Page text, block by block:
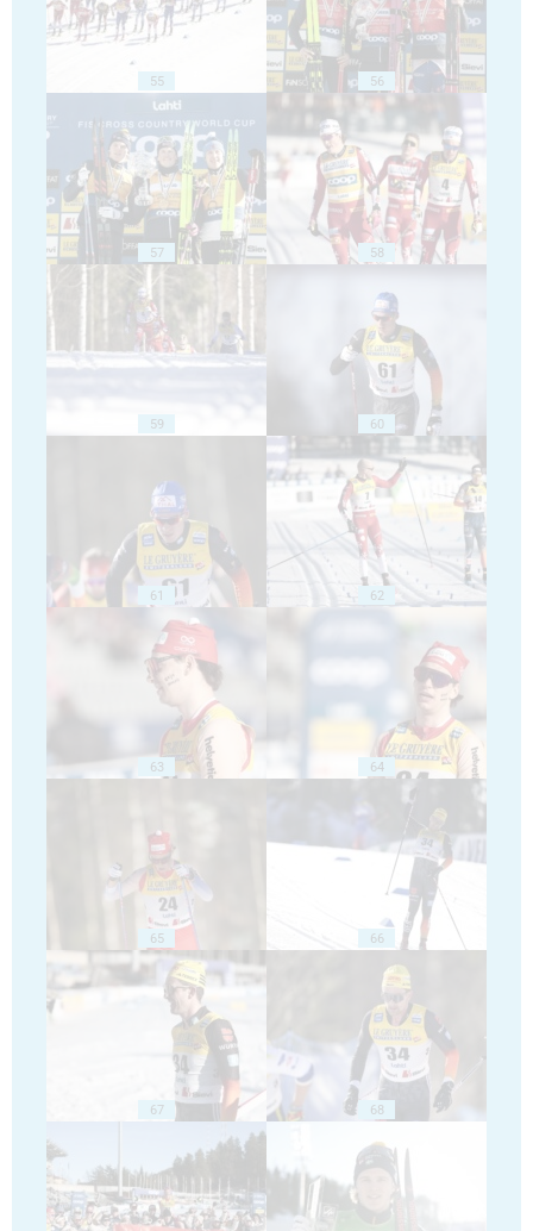
55 56
57 58
59 60
61 62
63 64
65 66
67 68